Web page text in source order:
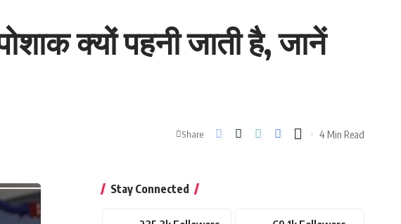
क्यों पहनी जाती है, जानें
Share 4 Min Read
Stay Connected